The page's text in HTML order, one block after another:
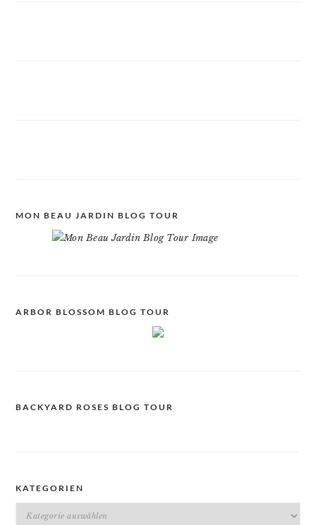
MON BEAU JARDIN BLOG TOUR
ARBOR BLOSSOM BLOG TOUR
BACKYARD ROSES BLOG TOUR
KATEGORIEN
Kategorien